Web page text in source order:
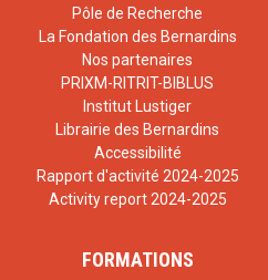
Pôle de Recherche
La Fondation des Bernardins
Nos partenaires
PRIXM-RITRIT-BIBLUS
Institut Lustiger
Librairie des Bernardins
Accessibilité
Rapport d'activité 2024-2025
Activity report 2024-2025
FORMATIONS